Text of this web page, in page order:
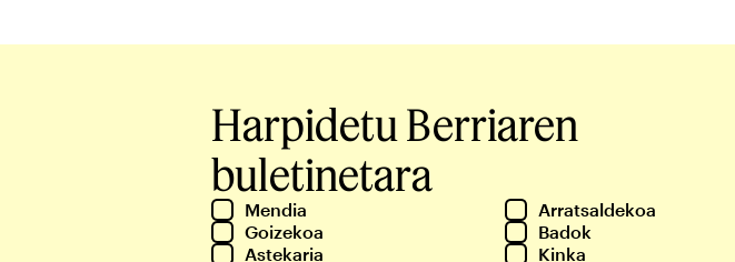
Harpidetu Berriaren
buletinetara
Mendia
Arratsaldekoa
Goizekoa
Badok
Astekaria
Kinka